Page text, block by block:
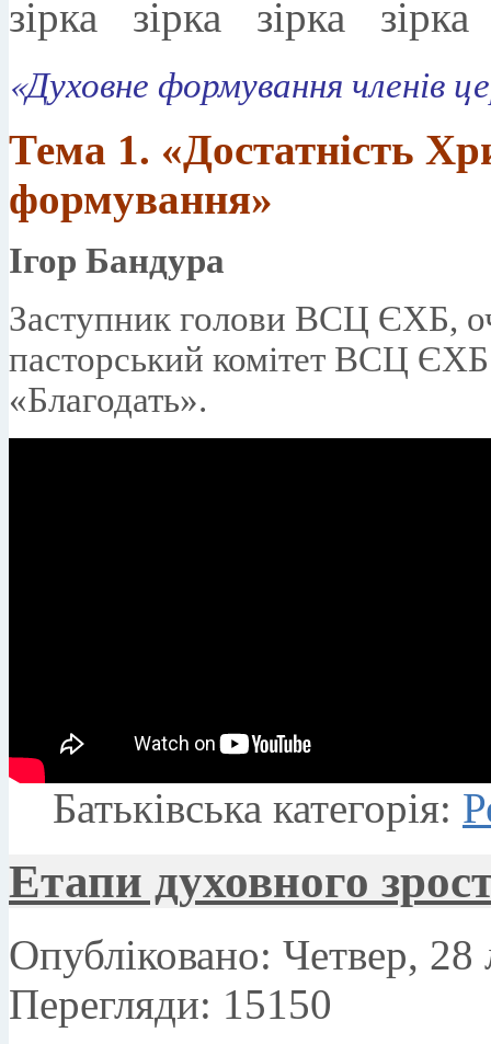
«Духовне формування членів
Тема 1. «Достатність
формування»
Ігор Бандура
Заступник голови ВСЦ ЄХБ,
пасторський комітет ВСЦ
«Благодать».
Батьківська категорія:
Eтапи духовного
Опубліковано: Четвер,
Перегляди: 15150